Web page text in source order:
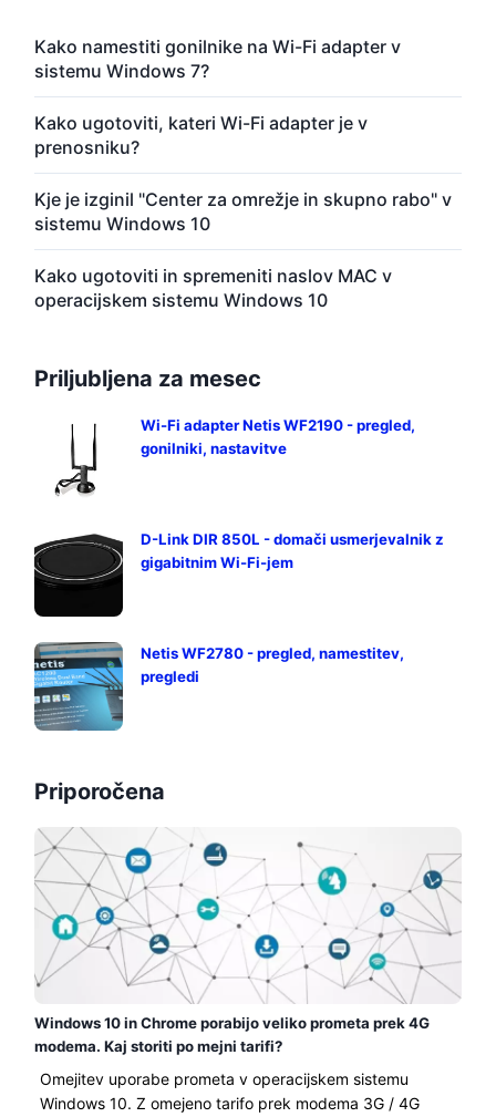
Kako namestiti gonilnike na Wi-Fi adapter v
sistemu Windows 7?
Kako ugotoviti, kateri Wi-Fi adapter je v
prenosniku?
Kje je izginil "Center za omrežje in skupno rabo" v
sistemu Windows 10
Kako ugotoviti in spremeniti naslov MAC v
operacijskem sistemu Windows 10
Priljubljena za mesec
Wi-Fi adapter Netis WF2190 - pregled,
gonilniki, nastavitve
D-Link DIR 850L - domači usmerjevalnik z
gigabitnim Wi-Fi-jem
Netis WF2780 - pregled, namestitev,
pregledi
Priporočena
Windows 10 in Chrome porabijo veliko prometa prek 4G
modema. Kaj storiti po mejni tarifi?
Omejitev uporabe prometa v operacijskem sistemu
Windows 10. Z omejeno tarifo prek modema 3G / 4G